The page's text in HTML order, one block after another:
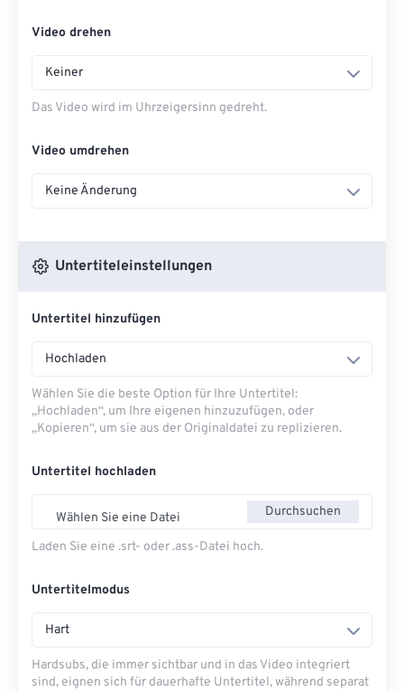
Video drehen
Keiner
Das Video wird im Uhrzeigersinn gedreht.
Video umdrehen
Keine Änderung
Untertiteleinstellungen
Untertitel hinzufügen
Hochladen
Wählen Sie die beste Option für Ihre Untertitel:
„Hochladen“, um Ihre eigenen hinzuzufügen, oder
„Kopieren“, um sie aus der Originaldatei zu replizieren.
Untertitel hochladen
Wählen Sie eine Datei Durchsuchen
Laden Sie eine .srt- oder .ass-Datei hoch.
Untertitelmodus
Hart
Hardsubs, die immer sichtbar und in das Video integriert
sind, eignen sich für dauerhafte Untertitel, während separat